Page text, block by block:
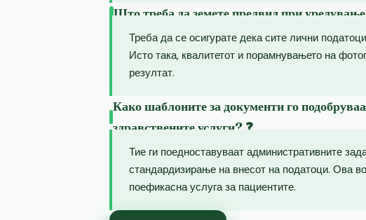
Што треба да земете предвид при
Треба да се осигурате дека сите лични
Исто така, квалитетот и порамнувањето на
резултат.
Како шаблоните за документи го
здравствените услуги? ❓
Тие ги поедноставуваат административните
стандардизирање на внесот на податоци. Ова
поефикасна услуга за пациентите.